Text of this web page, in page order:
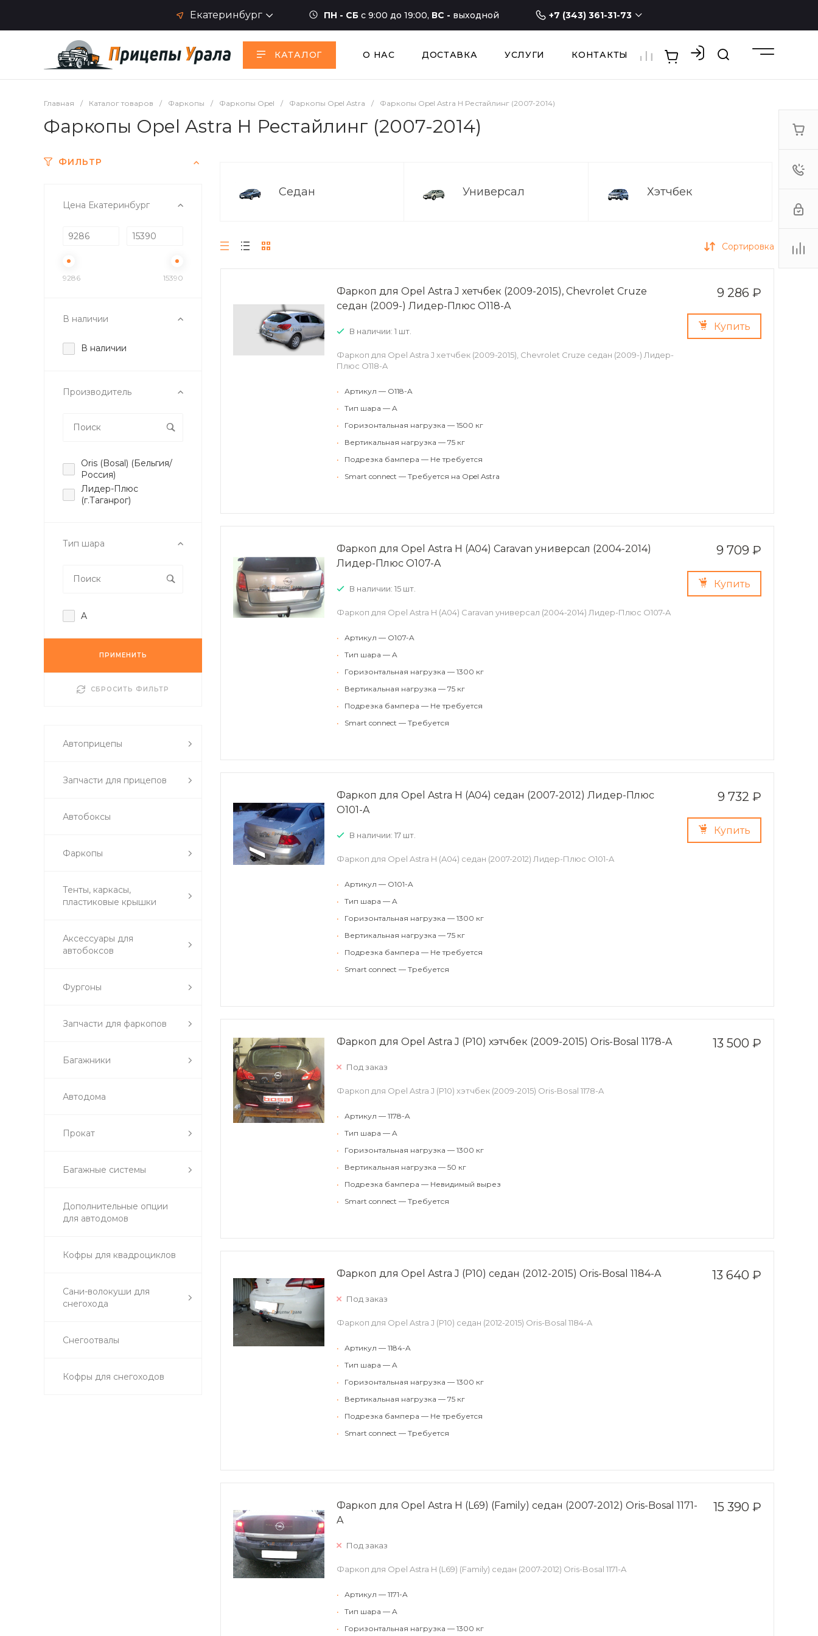
Екатеринбург ПН - СБ с 9:00 до 19:00, ВС - выходной +7 (343) 361-31-73
+7 (343) 361-31-73
3613173@mail.ru
КАТАЛОГ О НАС ДОСТАВКА УСЛУГИ КОНТАКТЫ
Главная / Каталог товаров / Фаркопы / Фаркопы Opel / Фаркопы Opel Astra / Фаркопы Opel Astra H Рестайлинг (2007-2014)
Фаркопы Opel Astra H Рестайлинг (2007-2014)
ФИЛЬТР
Цена Екатеринбург
9286 15390
В наличии
В наличии
Производитель
Oris (Bosal) (Бельгия/
Россия)
Лидер-Плюс
(г.Таганрог)
Тип шара
A
ПРИМЕНИТЬ
СБРОСИТЬ ФИЛЬТР
Автоприцепы
Запчасти для прицепов
Автобоксы
Фаркопы
Тенты, каркасы,
пластиковые крышки
Аксессуары для
автобоксов
Фургоны
Запчасти для фаркопов
Багажники
Автодома
Прокат
Багажные системы
Дополнительные опции
для автодомов
Кофры для квадроциклов
Сани-волокуши для
снегохода
Снегоотвалы
Кофры для снегоходов
Седан Универсал Хэтчбек
Сортировка
9 286 ₽
Купить
Фаркоп для Opel Astra J хетчбек (2009-2015), Chevrolet Cruze
седан (2009-) Лидер-Плюс O118-A
В наличии: 1 шт.
Фаркоп для Opel Astra J хетчбек (2009-2015), Chevrolet Cruze седан (2009-) Лидер-
Плюс O118-A
•
Артикул — O118-A
•
Тип шара — A
•
Горизонтальная нагрузка — 1500 кг
•
Вертикальная нагрузка — 75 кг
•
Подрезка бампера — Не требуется
•
Smart connect — Требуется на Opel Astra
9 709 ₽
Купить
Фаркоп для Opel Astra H (A04) Caravan универсал (2004-2014)
Лидер-Плюс O107-A
В наличии: 15 шт.
Фаркоп для Opel Astra H (A04) Caravan универсал (2004-2014) Лидер-Плюс O107-A
•
Артикул — O107-A
•
Тип шара — A
•
Горизонтальная нагрузка — 1300 кг
•
Вертикальная нагрузка — 75 кг
•
Подрезка бампера — Не требуется
•
Smart connect — Требуется
9 732 ₽
Купить
Фаркоп для Opel Astra H (A04) седан (2007-2012) Лидер-Плюс
O101-A
В наличии: 17 шт.
Фаркоп для Opel Astra H (A04) седан (2007-2012) Лидер-Плюс O101-A
•
Артикул — O101-A
•
Тип шара — A
•
Горизонтальная нагрузка — 1300 кг
•
Вертикальная нагрузка — 75 кг
•
Подрезка бампера — Не требуется
•
Smart connect — Требуется
13 500 ₽
Фаркоп для Opel Astra J (P10) хэтчбек (2009-2015) Oris-Bosal 1178-A
Под заказ
Фаркоп для Opel Astra J (P10) хэтчбек (2009-2015) Oris-Bosal 1178-A
•
Артикул — 1178-A
•
Тип шара — A
•
Горизонтальная нагрузка — 1300 кг
•
Вертикальная нагрузка — 50 кг
•
Подрезка бампера — Невидимый вырез
•
Smart connect — Требуется
13 640 ₽
Фаркоп для Opel Astra J (P10) седан (2012-2015) Oris-Bosal 1184-A
Под заказ
Фаркоп для Opel Astra J (P10) седан (2012-2015) Oris-Bosal 1184-A
•
Артикул — 1184-A
•
Тип шара — A
•
Горизонтальная нагрузка — 1300 кг
•
Вертикальная нагрузка — 75 кг
•
Подрезка бампера — Не требуется
•
Smart connect — Требуется
15 390 ₽
Фаркоп для Opel Astra H (L69) (Family) седан (2007-2012) Oris-Bosal 1171-
A
Под заказ
Фаркоп для Opel Astra H (L69) (Family) седан (2007-2012) Oris-Bosal 1171-A
•
Артикул — 1171-A
•
Тип шара — A
•
Горизонтальная нагрузка — 1300 кг